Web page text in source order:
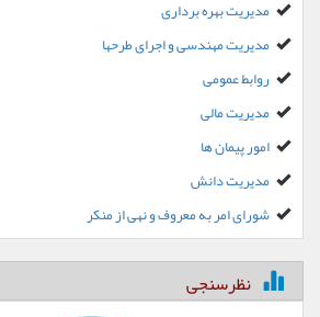
مدیریت بهره برداری
مدیریت مهندسی و اجرای طرحها
روابط عمومی
مدیریت مالی
امور پیمان ها
مدیریت دانش
شورای امر به معروف و نهی از منکر
نظرسنجی